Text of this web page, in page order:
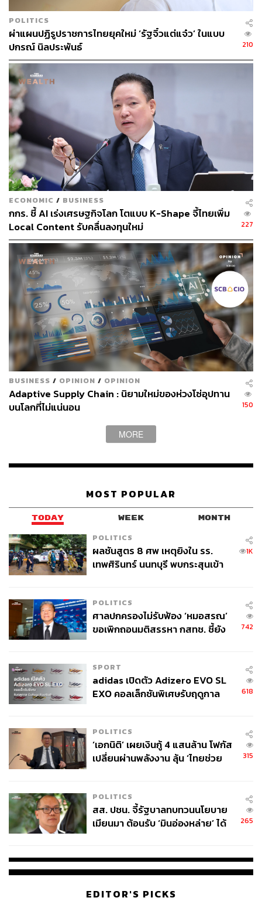
สามารถติดตาม THE STANDARD WEALTH
ผ่านแอปพลิเคชันต่างๆ ที่คุณสะดวกหรือใช้งานอยู่แล้วได้เลย
TAGS:
ปัญญาประดิษฐ์ (Artificial intelligence - AI)
อารักษ์ สุธีวงศ์
THE STANDARD ECONOMIC FORUM
SCBX
THE STANDARD ECONOMIC FORUM 2024
THE STANDARD ECONOMIC FORUM 2024: BRAVE
NEW WORLD เศรษฐกิจไทย ไล่กวดโลกใหม่
Young Leaders Dialogue
457
ABOUT THE AUTHOR
สกุลชัย เก่งอนันตานนท์
Content Creator สำนักข่าว THE
POLITICS
ผ่าแผนปฏิรูปราชการไทยยุคใหม่ ‘รัฐจิ๋วแต่แจ๋ว’ ในแบบ
ปกรณ์ นิลประพันธ์
210
ECONOMIC / BUSINESS
กกร. ชี้ AI เร่งเศรษฐกิจโลก โตแบบ K-Shape จี้ไทยเพิ่ม
Local Content รับคลื่นลงทุนใหม่
227
BUSINESS / OPINION / OPINION
Adaptive Supply Chain : นิยามใหม่ของห่วงโซ่อุปทาน
บนโลกที่ไม่แน่นอน
150
MORE
MOST POPULAR
TODAY WEEK MONTH
POLITICS
ผลชันสูตร 8 ศพ เหตุยิงใน รร.
เทพศิรินทร์ นนทบุรี พบกระสุนเข้า
1K
POLITICS
ศาลปกครองไม่รับฟ้อง ‘หมอสรณ’
ขอเพิกถอนมติสรรหา กสทช. ชี้ยัง
742
SPORT
adidas เปิดตัว Adizero EVO SL
EXO คอลเล็กชันพิเศษรับฤดูกาล
618
POLITICS
‘เอกนิติ’ เผยเงินกู้ 4 แสนล้าน โฟกัส
เปลี่ยนผ่านพลังงาน ลุ้น ‘ไทยช่วย
315
POLITICS
สส. ปชน. จี้รัฐบาลทบทวนนโยบาย
เมียนมา ต้อนรับ ‘มินอ่องหล่าย’ ได้
265
EDITOR'S PICKS